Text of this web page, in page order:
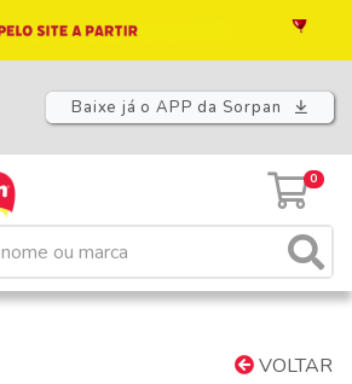
Baixe já o APP da Sorpan
0
VOLTAR